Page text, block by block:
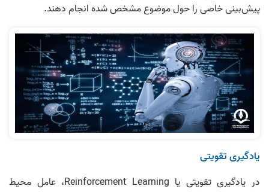
پیش‌بینی خاصی را حول موضوع مشخص شده انجام دهند.
یادگیری تقویتی
در یادگیری تقویتی یا Reinforcement Learning، عامل محیط